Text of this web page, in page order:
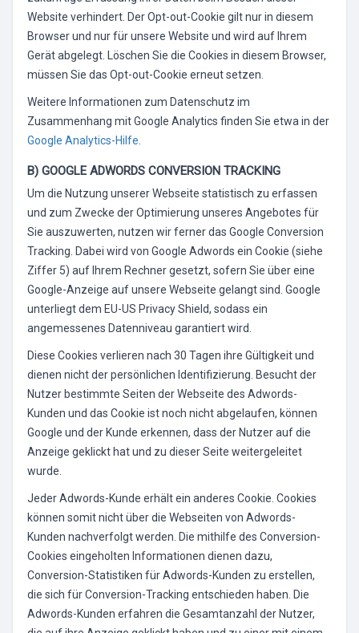
Website verhindert. Der Opt-out-Cookie gilt nur in diesem
Browser und nur für unsere Website und wird auf Ihrem
Gerät abgelegt. Löschen Sie die Cookies in diesem Browser,
müssen Sie das Opt-out-Cookie erneut setzen.
Weitere Informationen zum Datenschutz im
Zusammenhang mit Google Analytics finden Sie etwa in der
Google Analytics-Hilfe
B) GOOGLE ADWORDS CONVERSION TRACKING
Um die Nutzung unserer Webseite statistisch zu erfassen
und zum Zwecke der Optimierung unseres Angebotes für
Sie auszuwerten, nutzen wir ferner das Google Conversion
Tracking. Dabei wird von Google Adwords ein Cookie (siehe
Ziffer 5) auf Ihrem Rechner gesetzt, sofern Sie über eine
Google-Anzeige auf unsere Webseite gelangt sind. Google
unterliegt dem EU-US Privacy Shield, sodass ein
angemessenes Datenniveau garantiert wird.
Diese Cookies verlieren nach 30 Tagen ihre Gültigkeit und
dienen nicht der persönlichen Identifizierung. Besucht der
Nutzer bestimmte Seiten der Webseite des Adwords-
Kunden und das Cookie ist noch nicht abgelaufen, können
Google und der Kunde erkennen, dass der Nutzer auf die
Anzeige geklickt hat und zu dieser Seite weitergeleitet
wurde.
Jeder Adwords-Kunde erhält ein anderes Cookie. Cookies
können somit nicht über die Webseiten von Adwords-
Kunden nachverfolgt werden. Die mithilfe des Conversion-
Cookies eingeholten Informationen dienen dazu,
Conversion-Statistiken für Adwords-Kunden zu erstellen,
die sich für Conversion-Tracking entschieden haben. Die
Adwords-Kunden erfahren die Gesamtanzahl der Nutzer,